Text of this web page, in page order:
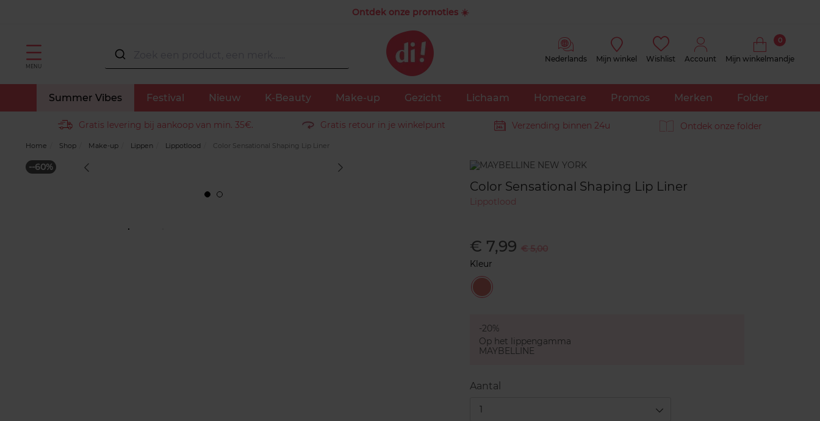
Ontdek onze promoties ☀️
MENU
Nederlands Mijn winkel Wishlist Account Mijn winkelmandje
0
Summer Vibes Festival Nieuw K-Beauty Make-up Gezicht Lichaam Homecare Promos Merken Folder
Gratis levering bij aankoop van min. 35€. Gratis retour in je winkelpunt Verzending binnen 24u Ontdek onze folder
Home Shop Make-up Lippen Lippotlood Color Sensational Shaping Lip Liner
--60% Merk
Color Sensational Shaping Lip Liner
Lippotlood
€ 7,99 € 5,00
Kleur
50
Dusty
-20%
Op het lippengamma
MAYBELLINE
Aantal
1